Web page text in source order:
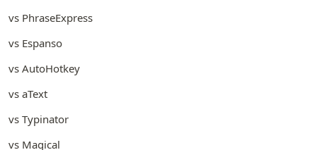
vs PhraseExpress
vs Espanso
vs AutoHotkey
vs aText
vs Typinator
vs Magical